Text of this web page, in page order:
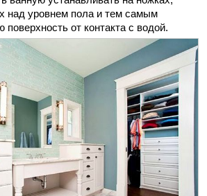
над уровнем пола и тем самым
от контакта с водой.